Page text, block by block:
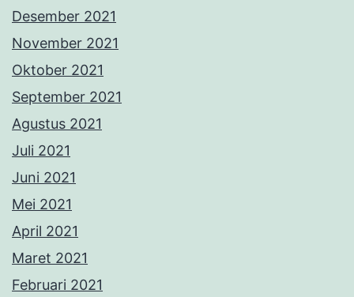
Desember 2021
November 2021
Oktober 2021
September 2021
Agustus 2021
Juli 2021
Juni 2021
Mei 2021
April 2021
Maret 2021
Februari 2021